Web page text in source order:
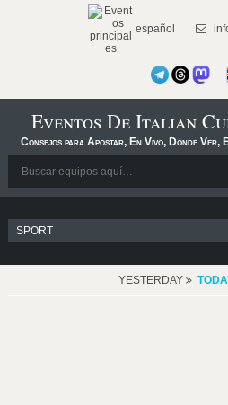
español
Eventos De Italian
Consejos para Apostar, En Vivo, Dónde Ver,
YESTERDAY